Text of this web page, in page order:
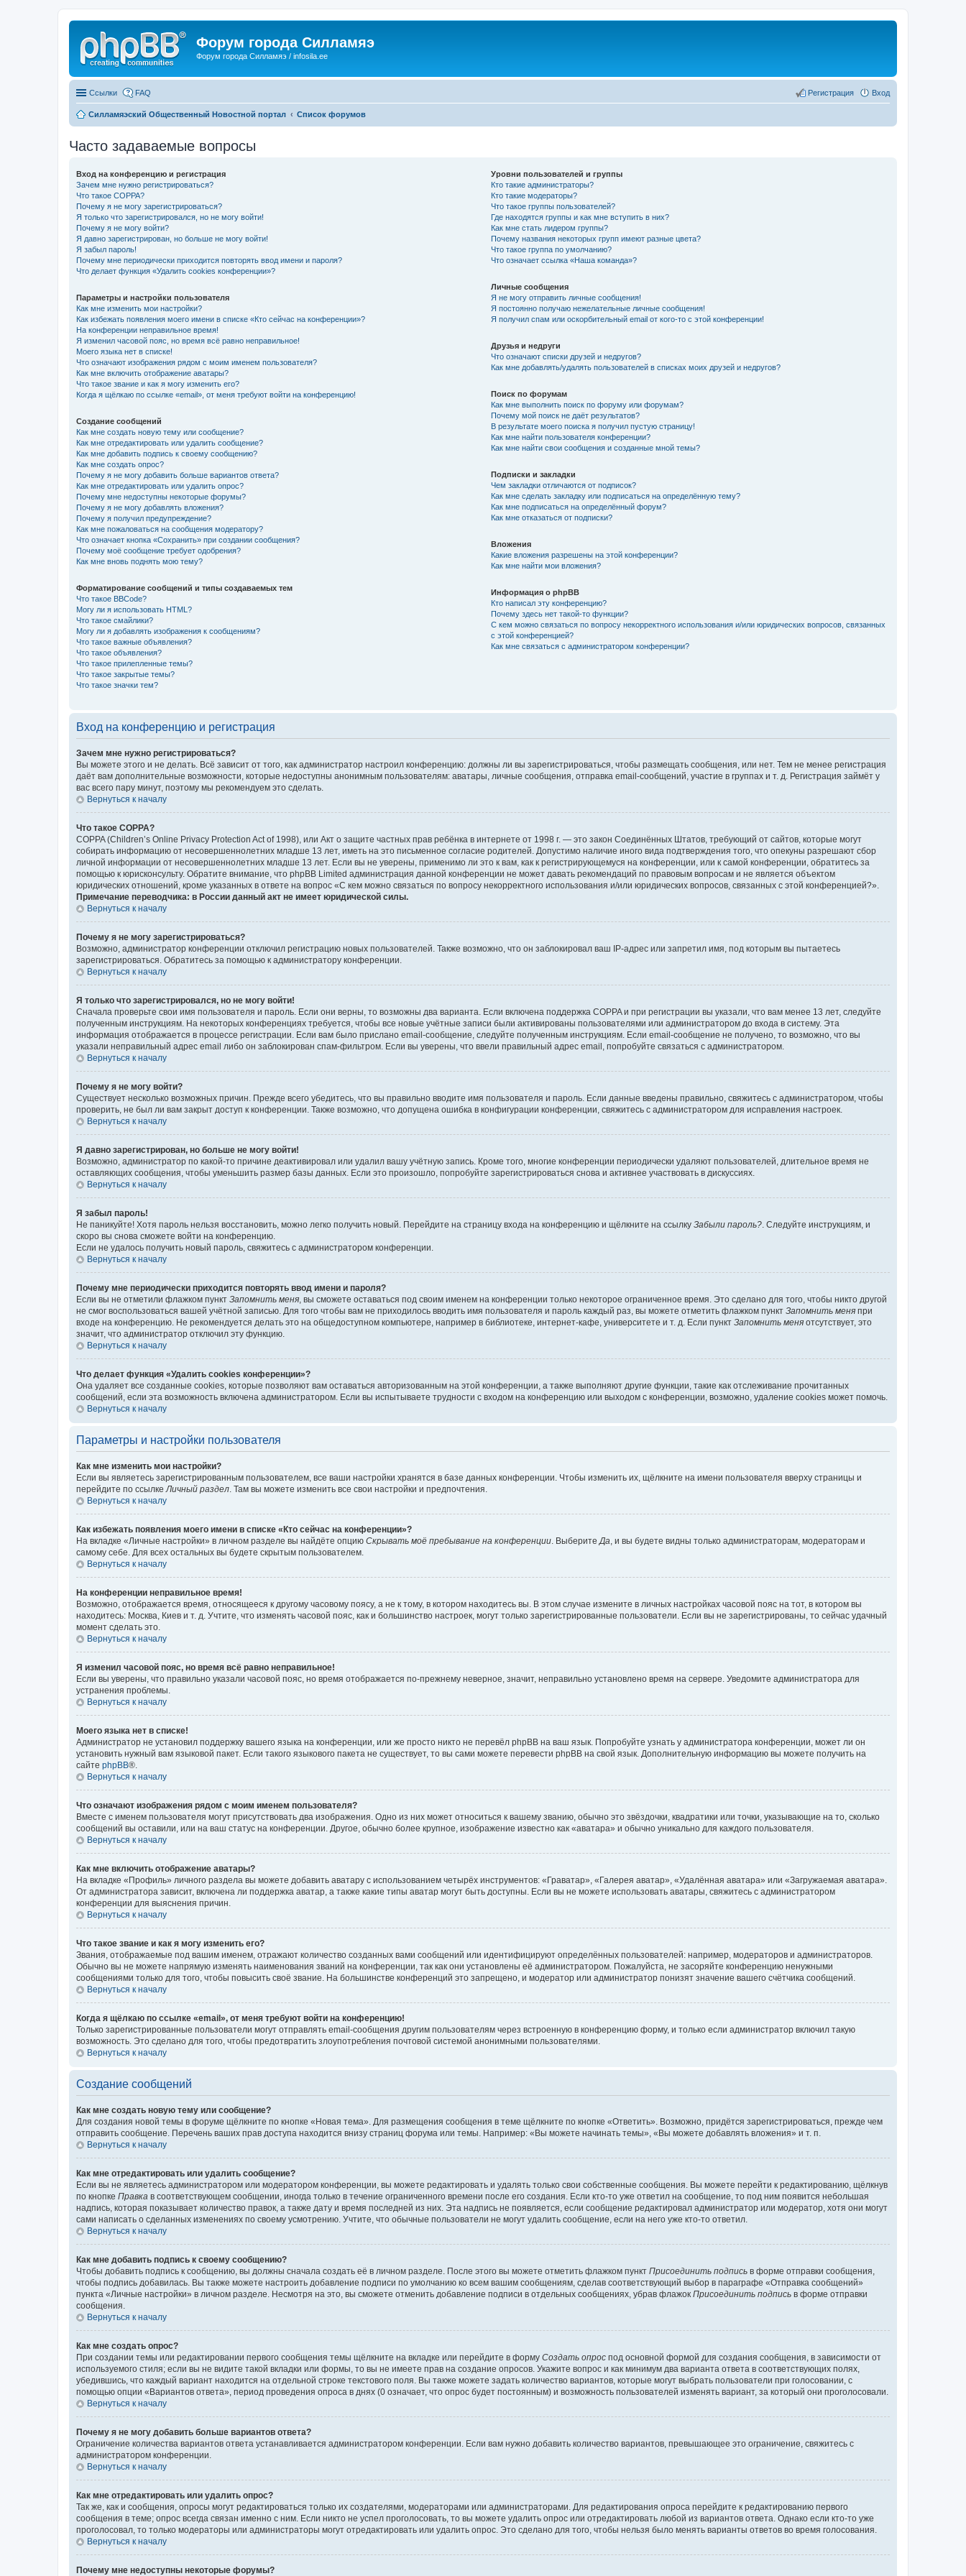
Форум города Силламяэ
Форум города Силламяэ / infosila.ee
Ссылки FAQ Вход
Регистрация
Силламяэский Общественный Новостной портал Список форумов
Часто задаваемые вопросы
Вход на конференцию и регистрация
Зачем мне нужно регистрироваться?
Что такое COPPA?
Почему я не могу зарегистрироваться?
Я только что зарегистрировался, но не могу войти!
Почему я не могу войти?
Я давно зарегистрирован, но больше не могу войти!
Я забыл пароль!
Почему мне периодически приходится повторять ввод имени и пароля?
Что делает функция «Удалить cookies конференции»?
Параметры и настройки пользователя
Как мне изменить мои настройки?
Как избежать появления моего имени в списке «Кто сейчас на конференции»?
На конференции неправильное время!
Я изменил часовой пояс, но время всё равно неправильное!
Моего языка нет в списке!
Что означают изображения рядом с моим именем пользователя?
Как мне включить отображение аватары?
Что такое звание и как я могу изменить его?
Когда я щёлкаю по ссылке «email», от меня требуют войти на конференцию!
Создание сообщений
Как мне создать новую тему или сообщение?
Как мне отредактировать или удалить сообщение?
Как мне добавить подпись к своему сообщению?
Как мне создать опрос?
Почему я не могу добавить больше вариантов ответа?
Как мне отредактировать или удалить опрос?
Почему мне недоступны некоторые форумы?
Почему я не могу добавлять вложения?
Почему я получил предупреждение?
Как мне пожаловаться на сообщения модератору?
Что означает кнопка «Сохранить» при создании сообщения?
Почему моё сообщение требует одобрения?
Как мне вновь поднять мою тему?
Форматирование сообщений и типы создаваемых тем
Что такое BBCode?
Могу ли я использовать HTML?
Что такое смайлики?
Могу ли я добавлять изображения к сообщениям?
Что такое важные объявления?
Что такое объявления?
Что такое прилепленные темы?
Что такое закрытые темы?
Что такое значки тем?
Уровни пользователей и группы
Кто такие администраторы?
Кто такие модераторы?
Что такое группы пользователей?
Где находятся группы и как мне вступить в них?
Как мне стать лидером группы?
Почему названия некоторых групп имеют разные цвета?
Что такое группа по умолчанию?
Что означает ссылка «Наша команда»?
Личные сообщения
Я не могу отправить личные сообщения!
Я постоянно получаю нежелательные личные сообщения!
Я получил спам или оскорбительный email от кого-то с этой конференции!
Друзья и недруги
Что означают списки друзей и недругов?
Как мне добавлять/удалять пользователей в списках моих друзей и недругов?
Поиск по форумам
Как мне выполнить поиск по форуму или форумам?
Почему мой поиск не даёт результатов?
В результате моего поиска я получил пустую страницу!
Как мне найти пользователя конференции?
Как мне найти свои сообщения и созданные мной темы?
Подписки и закладки
Чем закладки отличаются от подписок?
Как мне сделать закладку или подписаться на определённую тему?
Как мне подписаться на определённый форум?
Как мне отказаться от подписки?
Вложения
Какие вложения разрешены на этой конференции?
Как мне найти мои вложения?
Информация о phpBB
Кто написал эту конференцию?
Почему здесь нет такой-то функции?
С кем можно связаться по вопросу некорректного использования и/или юридических вопросов, связанных
с этой конференцией?
Как мне связаться с администратором конференции?
Вход на конференцию и регистрация
Зачем мне нужно регистрироваться?
Вы можете этого и не делать. Всё зависит от того, как администратор настроил конференцию: должны ли вы зарегистрироваться, чтобы размещать сообщения, или нет. Тем не менее регистрация
даёт вам дополнительные возможности, которые недоступны анонимным пользователям: аватары, личные сообщения, отправка email-сообщений, участие в группах и т. д. Регистрация займёт у
вас всего пару минут, поэтому мы рекомендуем это сделать.
Вернуться к началу
Что такое COPPA?
COPPA (Children’s Online Privacy Protection Act of 1998), или Акт о защите частных прав ребёнка в интернете от 1998 г. — это закон Соединённых Штатов, требующий от сайтов, которые могут
собирать информацию от несовершеннолетних младше 13 лет, иметь на это письменное согласие родителей. Допустимо наличие иного вида подтверждения того, что опекуны разрешают сбор
личной информации от несовершеннолетних младше 13 лет. Если вы не уверены, применимо ли это к вам, как к регистрирующемуся на конференции, или к самой конференции, обратитесь за
помощью к юрисконсульту. Обратите внимание, что phpBB Limited администрация данной конференции не может давать рекомендаций по правовым вопросам и не является объектом
юридических отношений, кроме указанных в ответе на вопрос «С кем можно связаться по вопросу некорректного использования и/или юридических вопросов, связанных с этой конференцией?».
Примечание переводчика: в России данный акт не имеет юридической силы.
Вернуться к началу
Почему я не могу зарегистрироваться?
Возможно, администратор конференции отключил регистрацию новых пользователей. Также возможно, что он заблокировал ваш IP-адрес или запретил имя, под которым вы пытаетесь
зарегистрироваться. Обратитесь за помощью к администратору конференции.
Вернуться к началу
Я только что зарегистрировался, но не могу войти!
Сначала проверьте свои имя пользователя и пароль. Если они верны, то возможны два варианта. Если включена поддержка COPPA и при регистрации вы указали, что вам менее 13 лет, следуйте
полученным инструкциям. На некоторых конференциях требуется, чтобы все новые учётные записи были активированы пользователями или администратором до входа в систему. Эта
информация отображается в процессе регистрации. Если вам было прислано email-сообщение, следуйте полученным инструкциям. Если email-сообщение не получено, то возможно, что вы
указали неправильный адрес email либо он заблокирован спам-фильтром. Если вы уверены, что ввели правильный адрес email, попробуйте связаться с администратором.
Вернуться к началу
Почему я не могу войти?
Существует несколько возможных причин. Прежде всего убедитесь, что вы правильно вводите имя пользователя и пароль. Если данные введены правильно, свяжитесь с администратором, чтобы
проверить, не был ли вам закрыт доступ к конференции. Также возможно, что допущена ошибка в конфигурации конференции, свяжитесь с администратором для исправления настроек.
Вернуться к началу
Я давно зарегистрирован, но больше не могу войти!
Возможно, администратор по какой-то причине деактивировал или удалил вашу учётную запись. Кроме того, многие конференции периодически удаляют пользователей, длительное время не
оставляющих сообщения, чтобы уменьшить размер базы данных. Если это произошло, попробуйте зарегистрироваться снова и активнее участвовать в дискуссиях.
Вернуться к началу
Я забыл пароль!
Не паникуйте! Хотя пароль нельзя восстановить, можно легко получить новый. Перейдите на страницу входа на конференцию и щёлкните на ссылку Забыли пароль? . Следуйте инструкциям, и
скоро вы снова сможете войти на конференцию.
Если не удалось получить новый пароль, свяжитесь с администратором конференции.
Вернуться к началу
Почему мне периодически приходится повторять ввод имени и пароля?
Если вы не отметили флажком пункт Запомнить меня , вы сможете оставаться под своим именем на конференции только некоторое ограниченное время. Это сделано для того, чтобы никто другой
не смог воспользоваться вашей учётной записью. Для того чтобы вам не приходилось вводить имя пользователя и пароль каждый раз, вы можете отметить флажком пункт Запомнить меня при
входе на конференцию. Не рекомендуется делать это на общедоступном компьютере, например в библиотеке, интернет-кафе, университете и т. д. Если пункт Запомнить меня отсутствует, это
значит, что администратор отключил эту функцию.
Вернуться к началу
Что делает функция «Удалить cookies конференции»?
Она удаляет все созданные cookies, которые позволяют вам оставаться авторизованным на этой конференции, а также выполняют другие функции, такие как отслеживание прочитанных
сообщений, если эта возможность включена администратором. Если вы испытываете трудности с входом на конференцию или выходом с конференции, возможно, удаление cookies может помочь.
Вернуться к началу
Параметры и настройки пользователя
Как мне изменить мои настройки?
Если вы являетесь зарегистрированным пользователем, все ваши настройки хранятся в базе данных конференции. Чтобы изменить их, щёлкните на имени пользователя вверху страницы и
перейдите по ссылке Личный раздел . Там вы можете изменить все свои настройки и предпочтения.
Вернуться к началу
Как избежать появления моего имени в списке «Кто сейчас на конференции»?
На вкладке «Личные настройки» в личном разделе вы найдёте опцию Скрывать моё пребывание на конференции . Выберите Да , и вы будете видны только администраторам, модераторам и
самому себе. Для всех остальных вы будете скрытым пользователем.
Вернуться к началу
На конференции неправильное время!
Возможно, отображается время, относящееся к другому часовому поясу, а не к тому, в котором находитесь вы. В этом случае измените в личных настройках часовой пояс на тот, в котором вы
находитесь: Москва, Киев и т. д. Учтите, что изменять часовой пояс, как и большинство настроек, могут только зарегистрированные пользователи. Если вы не зарегистрированы, то сейчас удачный
момент сделать это.
Вернуться к началу
Я изменил часовой пояс, но время всё равно неправильное!
Если вы уверены, что правильно указали часовой пояс, но время отображается по-прежнему неверное, значит, неправильно установлено время на сервере. Уведомите администратора для
устранения проблемы.
Вернуться к началу
Моего языка нет в списке!
Администратор не установил поддержку вашего языка на конференции, или же просто никто не перевёл phpBB на ваш язык. Попробуйте узнать у администратора конференции, может ли он
установить нужный вам языковой пакет. Если такого языкового пакета не существует, то вы сами можете перевести phpBB на свой язык. Дополнительную информацию вы можете получить на
сайте phpBB®.
Вернуться к началу
Что означают изображения рядом с моим именем пользователя?
Вместе с именем пользователя могут присутствовать два изображения. Одно из них может относиться к вашему званию, обычно это звёздочки, квадратики или точки, указывающие на то, сколько
сообщений вы оставили, или на ваш статус на конференции. Другое, обычно более крупное, изображение известно как «аватара» и обычно уникально для каждого пользователя.
Вернуться к началу
Как мне включить отображение аватары?
На вкладке «Профиль» личного раздела вы можете добавить аватару с использованием четырёх инструментов: «Граватар», «Галерея аватар», «Удалённая аватара» или «Загружаемая аватара».
От администратора зависит, включена ли поддержка аватар, а также какие типы аватар могут быть доступны. Если вы не можете использовать аватары, свяжитесь с администратором
конференции для выяснения причин.
Вернуться к началу
Что такое звание и как я могу изменить его?
Звания, отображаемые под вашим именем, отражают количество созданных вами сообщений или идентифицируют определённых пользователей: например, модераторов и администраторов.
Обычно вы не можете напрямую изменять наименования званий на конференции, так как они установлены её администратором. Пожалуйста, не засоряйте конференцию ненужными
сообщениями только для того, чтобы повысить своё звание. На большинстве конференций это запрещено, и модератор или администратор понизят значение вашего счётчика сообщений.
Вернуться к началу
Когда я щёлкаю по ссылке «email», от меня требуют войти на конференцию!
Только зарегистрированные пользователи могут отправлять email-сообщения другим пользователям через встроенную в конференцию форму, и только если администратор включил такую
возможность. Это сделано для того, чтобы предотвратить злоупотребления почтовой системой анонимными пользователями.
Вернуться к началу
Создание сообщений
Как мне создать новую тему или сообщение?
Для создания новой темы в форуме щёлкните по кнопке «Новая тема». Для размещения сообщения в теме щёлкните по кнопке «Ответить». Возможно, придётся зарегистрироваться, прежде чем
отправить сообщение. Перечень ваших прав доступа находится внизу страниц форума или темы. Например: «Вы можете начинать темы», «Вы можете добавлять вложения» и т. п.
Вернуться к началу
Как мне отредактировать или удалить сообщение?
Если вы не являетесь администратором или модератором конференции, вы можете редактировать и удалять только свои собственные сообщения. Вы можете перейти к редактированию, щёлкнув
по кнопке Правка в соответствующем сообщении, иногда только в течение ограниченного времени после его создания. Если кто-то уже ответил на сообщение, то под ним появится небольшая
надпись, которая показывает количество правок, а также дату и время последней из них. Эта надпись не появляется, если сообщение редактировал администратор или модератор, хотя они могут
сами написать о сделанных изменениях по своему усмотрению. Учтите, что обычные пользователи не могут удалить сообщение, если на него уже кто-то ответил.
Вернуться к началу
Как мне добавить подпись к своему сообщению?
Чтобы добавить подпись к сообщению, вы должны сначала создать её в личном разделе. После этого вы можете отметить флажком пункт Присоединить подпись в форме отправки сообщения,
чтобы подпись добавилась. Вы также можете настроить добавление подписи по умолчанию ко всем вашим сообщениям, сделав соответствующий выбор в параграфе «Отправка сообщений»
пункта «Личные настройки» в личном разделе. Несмотря на это, вы сможете отменить добавление подписи в отдельных сообщениях, убрав флажок Присоединить подпись в форме отправки
сообщения.
Вернуться к началу
Как мне создать опрос?
При создании темы или редактировании первого сообщения темы щёлкните на вкладке или перейдите в форму Создать опрос под основной формой для создания сообщения, в зависимости от
используемого стиля; если вы не видите такой вкладки или формы, то вы не имеете прав на создание опросов. Укажите вопрос и как минимум два варианта ответа в соответствующих полях,
убедившись, что каждый вариант находится на отдельной строке текстового поля. Вы также можете задать количество вариантов, которые могут выбрать пользователи при голосовании, с
помощью опции «Вариантов ответа», период проведения опроса в днях (0 означает, что опрос будет постоянным) и возможность пользователей изменять вариант, за который они проголосовали.
Вернуться к началу
Почему я не могу добавить больше вариантов ответа?
Ограничение количества вариантов ответа устанавливается администратором конференции. Если вам нужно добавить количество вариантов, превышающее это ограничение, свяжитесь с
администратором конференции.
Вернуться к началу
Как мне отредактировать или удалить опрос?
Так же, как и сообщения, опросы могут редактироваться только их создателями, модераторами или администраторами. Для редактирования опроса перейдите к редактированию первого
сообщения в теме; опрос всегда связан именно с ним. Если никто не успел проголосовать, то вы можете удалить опрос или отредактировать любой из вариантов ответа. Однако если кто-то уже
проголосовал, то только модераторы или администраторы могут отредактировать или удалить опрос. Это сделано для того, чтобы нельзя было менять варианты ответов во время голосования.
Вернуться к началу
Почему мне недоступны некоторые форумы?